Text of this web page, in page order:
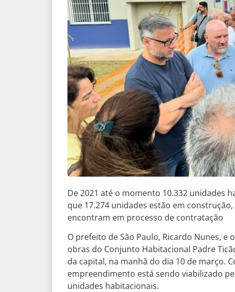
De 2021 até o momento 10.332 unidades
que 17.274 unidades estão em
encontram em processo de contratação
O prefeito de São Paulo, Ricardo Nunes, e
obras do Conjunto Habitacional Padre
da capital, na manhã do dia 10 de março.
empreendimento está sendo viabilizado
unidades habitacionais.